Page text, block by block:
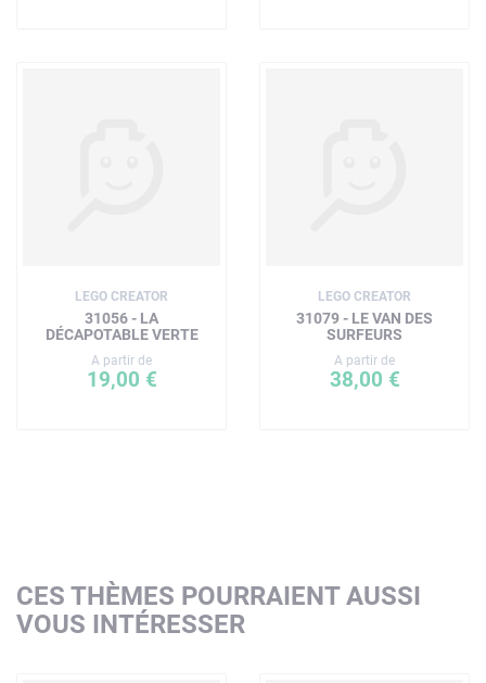
LEGO CREATOR
31056 - LA
DÉCAPOTABLE VERTE
A partir de
19,00 €
LEGO CREATOR
31079 - LE VAN DES
SURFEURS
A partir de
38,00 €
CES THÈMES POURRAIENT AUSSI
VOUS INTÉRESSER